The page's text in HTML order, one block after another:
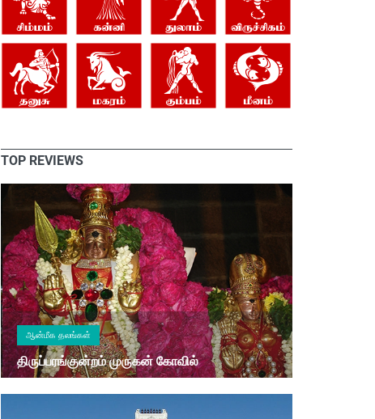
TOP REVIEWS
ஆன்மீக தலங்கள்
திருப்பரங்குன்றம் முருகன் கோவில்